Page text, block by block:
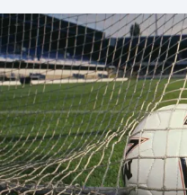
Cyklistika
DALŠÍ SPORTY
Americký fotbal
Baseball a softbal
NEPŘEHLÉDNĚTE
Soutěže